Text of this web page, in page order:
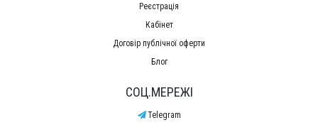
Реєстрація
Кабінет
Договір публічної оферти
Блог
СОЦ.МЕРЕЖІ
Telegram